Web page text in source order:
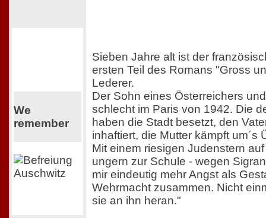
We
remember
Sieben Jahre alt ist der
ersten Teil des Romans "Gross
Lederer.
Der Sohn eines Österreichers
schlecht im Paris von 1942. Die
haben die Stadt besetzt, den
inhaftiert, die Mutter kämpft um´s
Mit einem riesigen Judenstern
ungern zur Schule - wegen
mir eindeutig mehr Angst als
Wehrmacht zusammen. Nicht
sie an ihn heran."